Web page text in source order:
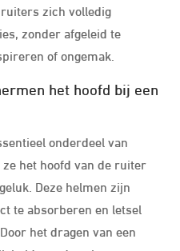
zich volledig
zonder afgeleid te
of ongemak.
het hoofd bij een
onderdeel van
het hoofd van de ruiter
Deze helmen zijn
te absorberen en letsel
het dragen van een